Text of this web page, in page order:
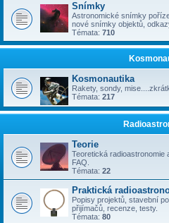
Snímky
Astronomické snímky
nové snímky objektů,
Témata: 710
Kosmonautika
Rakety, sondy,
Témata: 217
Teorie
Teoretická radioastronomie
FAQ.
Témata: 22
Praktická
Popisy projektů, stavební
přijímačů, recenze, testy.
Témata: 80